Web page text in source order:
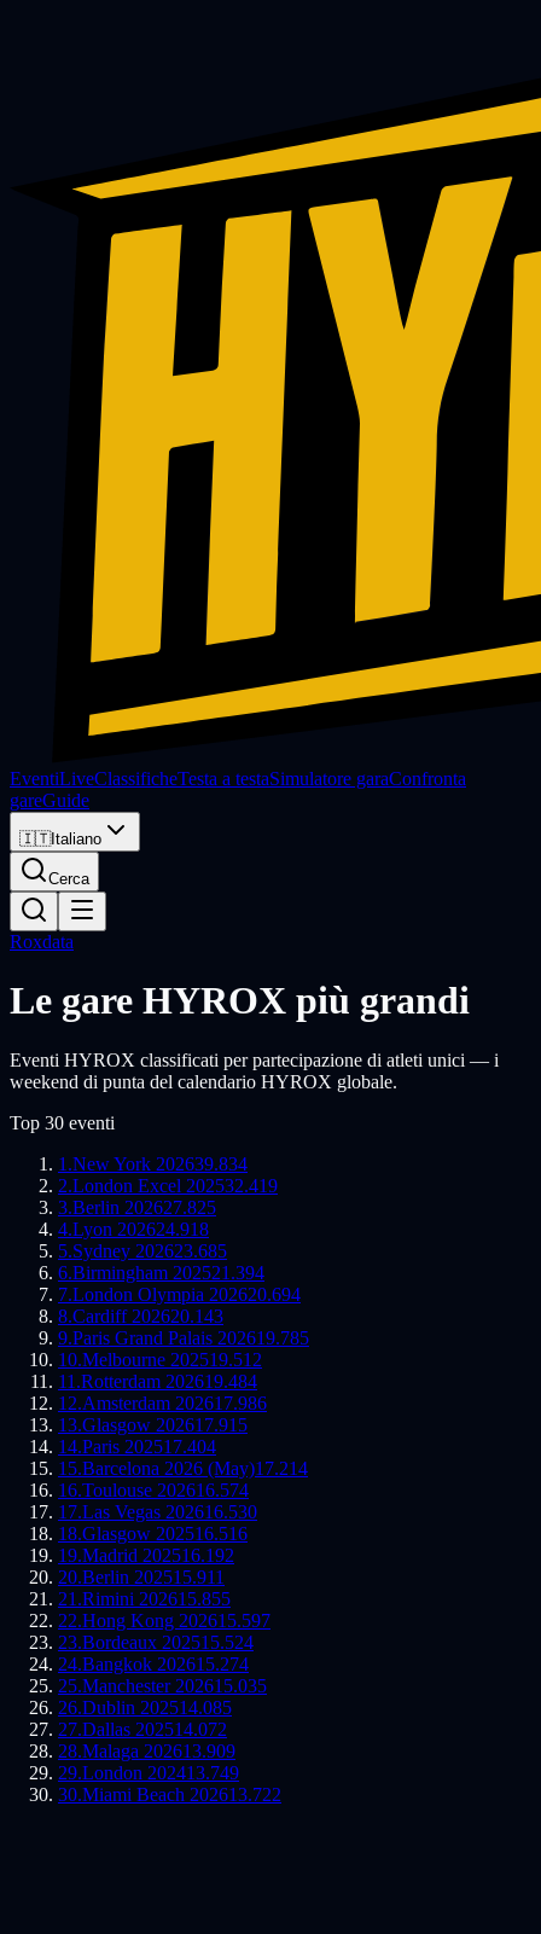
EventiLiveClassificheTesta a testaSimulatore garaConfronta
gareGuide
🇮🇹Italiano
Cerca
Roxdata
Le gare HYROX più grandi
Eventi HYROX classificati per partecipazione di atleti unici — i
weekend di punta del calendario HYROX globale.
Top 30 eventi
1 .New York 202639.834
2.London Excel 202532.419
3.Berlin 202627.825
4.Lyon 202624.918
5.Sydney 202623.685
6.Birmingham 202521.394
7.London Olympia 202620.694
8.Cardiff 202620.143
9.Paris Grand Palais 202619.785
10.Melbourne 202519.512
11 .Rotterdam 202619.484
12.Amsterdam 202617.986
13.Glasgow 202617.915
14.Paris 202517.404
15.Barcelona 2026 (May)17.214
16.Toulouse 202616.574
17.Las Vegas 202616.530
18.Glasgow 202516.516
19.Madrid 202516.192
20.Berlin 202515.911
21 .Rimini 202615.855
22.Hong Kong 202615.597
23.Bordeaux 202515.524
24.Bangkok 202615.274
25.Manchester 202615.035
26.Dublin 202514.085
27.Dallas 202514.072
28.Malaga 202613.909
29.London 202413.749
30.Miami Beach 202613.722